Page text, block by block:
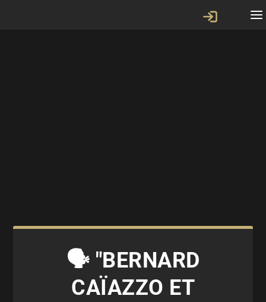
🗣 "BERNARD
CAÏAZZO ET